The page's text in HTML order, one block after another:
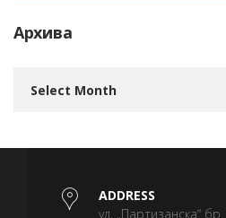
Архива
ADDRESS
ул. „Партизанска“